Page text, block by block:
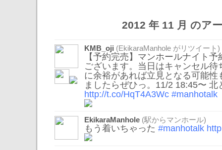
2012 年 11 月 のア
KMB_oji (EkikaraManhole がリツイート)
【予約完売】マンホールナイト
ございます。当日はキャンセル
に余裕があれば立見となる可能
ましたらぜひっ。11/2 18:45〜 北
http://t.co/HqT4A3Wc #manhotalk
EkikaraManhole (駅からマンホール)
もう着いちゃった #manhotalk